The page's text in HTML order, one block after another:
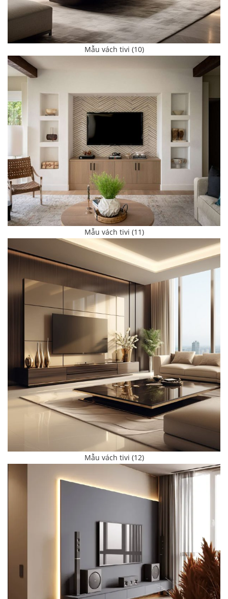
Mẫu vách tivi (10)
Mẫu vách tivi (11)
Mẫu vách tivi (12)